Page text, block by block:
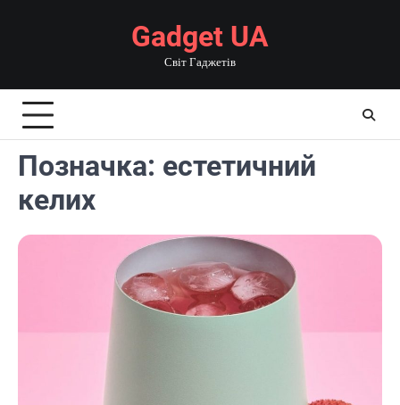
Gadget UA
Світ Гаджетів
Позначка: естетичний
келих